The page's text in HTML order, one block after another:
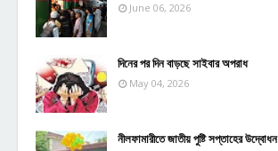
June 06, 2026
দিনের পর দিন বাড়ছে সাইবার অপরাধ
May 04, 2026
নীলফামারীতে জাতীয় পুষ্টি সপ্তাহের উদ্বোধন